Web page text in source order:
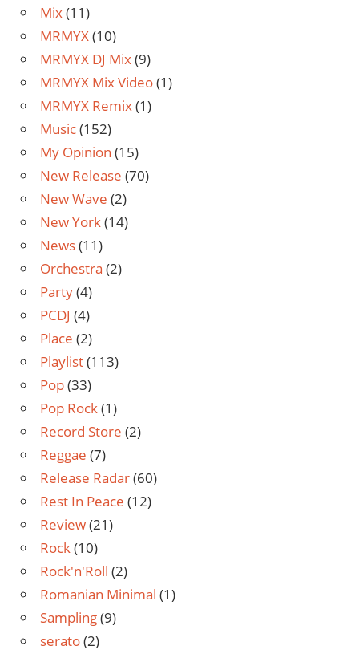
Mix(11)
MRMYX(10)
MRMYX DJ Mix(9)
MRMYX Mix Video(1)
MRMYX Remix(1)
Music(152)
My Opinion (15)
New Release (70)
New Wave (2)
New York(14)
News(11)
Orchestra (2)
Party(4)
PCDJ (4)
Place (2)
Playlist(113)
Pop(33)
Pop Rock(1)
Record Store (2)
Reggae (7)
Release Radar(60)
Rest In Peace (12)
Review(21)
Rock(10)
Rock'n'Roll (2)
Romanian Minimal (1)
Sampling(9)
serato(2)